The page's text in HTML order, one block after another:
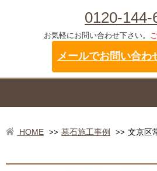
0120-144-
お気軽にお問い合わせ下さい。
メールでお問い合わ
HOME >> 墓石施工事例 >> 文京区